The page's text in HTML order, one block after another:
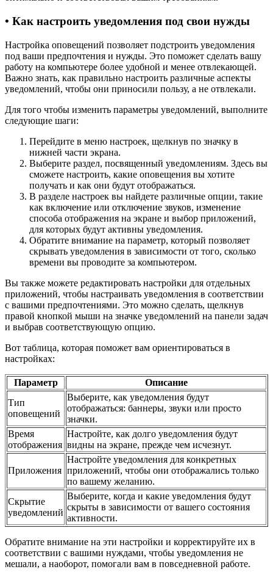
• Как настроить уведомления под свои нужды
Настройка оповещений позволяет подстроить уведомления
под ваши предпочтения и нужды. Это поможет сделать вашу
работу на компьютере более удобной и менее отвлекающей.
Важно знать, как правильно настроить различные аспекты
уведомлений, чтобы они приносили пользу, а не отвлекали.
Для того чтобы изменить параметры уведомлений, выполните
следующие шаги:
Перейдите в меню настроек, щелкнув по значку в
нижней части экрана.
Выберите раздел, посвященный уведомлениям. Здесь вы
сможете настроить, какие оповещения вы хотите
получать и как они будут отображаться.
В разделе настроек вы найдете различные опции, такие
как включение или отключение звуков, изменение
способа отображения на экране и выбор приложений,
для которых будут активны уведомления.
Обратите внимание на параметр, который позволяет
скрывать уведомления в зависимости от того, сколько
времени вы проводите за компьютером.
Вы также можете редактировать настройки для отдельных
приложений, чтобы настраивать уведомления в соответствии
с вашими предпочтениями. Это можно сделать, щелкнув
правой кнопкой мыши на значке уведомлений на панели задач
и выбрав соответствующую опцию.
Вот таблица, которая поможет вам ориентироваться в
настройках:
Параметр
Описание
Тип
оповещений
Выберите, как уведомления будут
отображаться: баннеры, звуки или просто
значки.
Время
отображения
Настройте, как долго уведомления будут
видны на экране, прежде чем исчезнут.
Приложения
Настройте уведомления для конкретных
приложений, чтобы они отображались только
по вашему желанию.
Скрытие
уведомлений
Выберите, когда и какие уведомления будут
скрыты в зависимости от вашего состояния
активности.
Обратите внимание на эти настройки и корректируйте их в
соответствии с вашими нуждами, чтобы уведомления не
мешали, а наоборот, помогали вам в повседневной работе.